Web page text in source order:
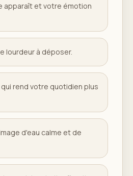
apparaît et votre émotion
lourdeur à déposer.
rend votre quotidien plus
d'eau calme et de